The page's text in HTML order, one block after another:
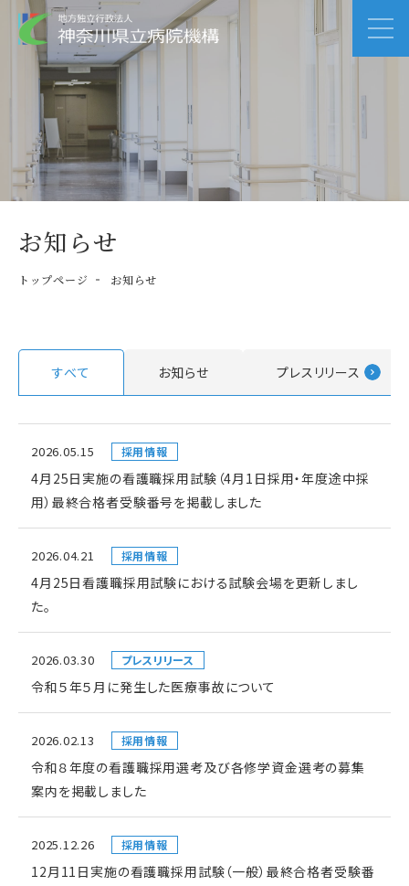
お知らせ
トップページ お知らせ
すべて お知らせ プレスリリース
2026.05.15 採用情報
4月25日実施の看護職採用試験（4月1日採用・年度途中採
用）最終合格者受験番号を掲載しました
2026.04.21 採用情報
4月25日看護職採用試験における試験会場を更新しまし
た。
2026.03.30 プレスリリース
令和５年５月に発生した医療事故について
2026.02.13 採用情報
令和８年度の看護職採用選考及び各修学資金選考の募集
案内を掲載しました
2025.12.26 採用情報
12月11日実施の看護職採用試験（一般）最終合格者受験番